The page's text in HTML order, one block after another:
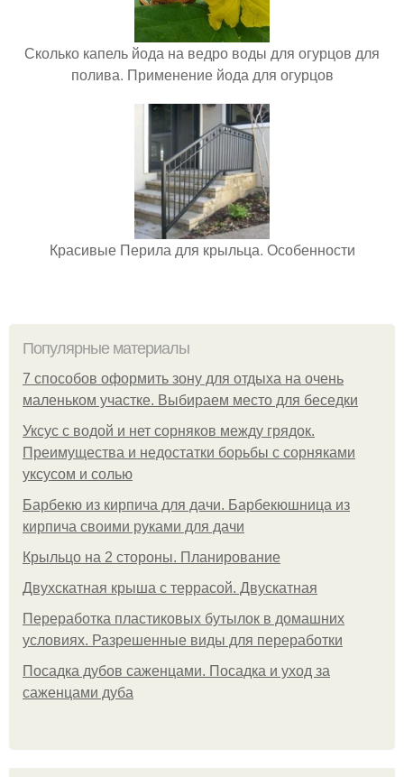
Сколько капель йода на ведро воды для огурцов для
полива. Применение йода для огурцов
Красивые Перила для крыльца. Особенности
Популярные материалы
7 способов оформить зону для отдыха на очень
маленьком участке. Выбираем место для беседки
Уксус с водой и нет сорняков между грядок.
Преимущества и недостатки борьбы с сорняками
уксусом и солью
Барбекю из кирпича для дачи. Барбекюшница из
кирпича своими руками для дачи
Крыльцо на 2 стороны. Планирование
Двухскатная крыша с террасой. Двускатная
Переработка пластиковых бутылок в домашних
условиях. Разрешенные виды для переработки
Посадка дубов саженцами. Посадка и уход за
саженцами дуба